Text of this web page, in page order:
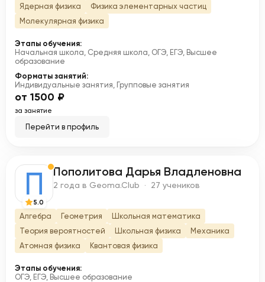
Ядерная физика
Физика элементарных частиц
Молекулярная физика
Этапы обучения:
Начальная школа, Средняя школа, ОГЭ, ЕГЭ, Высшее
образование
Форматы занятий:
Индивидуальные занятия, Групповые занятия
от 1500 ₽
за занятие
Перейти в профиль
П
5.0
Пополитова Дарья Владленовна
2 года в Geoma.Club · 27 учеников
Алгебра Геометрия
Школьная математика
Теория вероятностей
Школьная физика
Механика
Атомная физика
Квантовая физика
Этапы обучения:
ОГЭ, ЕГЭ, Высшее образование